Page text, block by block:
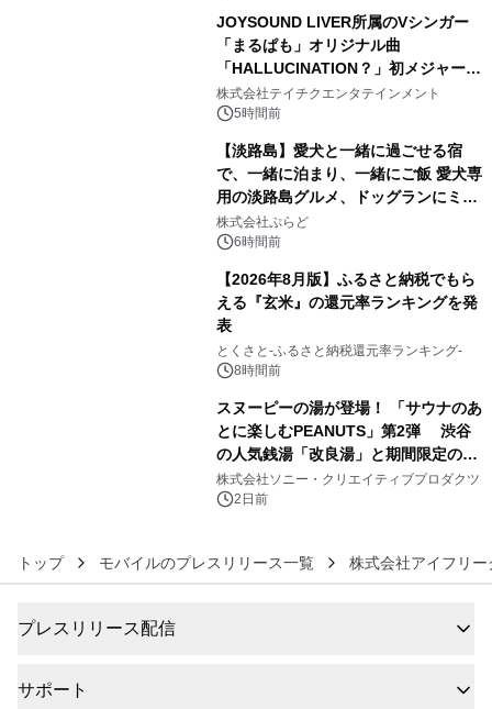
JOYSOUND LIVER所属のVシンガー
「まるぱも」オリジナル曲
「HALLUCINATION？」初メジャー配
信リリース決定！
株式会社テイチクエンタテインメント
5時間前
【淡路島】愛犬と一緒に過ごせる宿
で、一緒に泊まり、一緒にご飯 愛犬専
用の淡路島グルメ、ドッグランにミニ
プール グランピングとトレーラーハウ
スの2施設で
株式会社ぷらど
6時間前
【2026年8月版】ふるさと納税でもら
える『玄米』の還元率ランキングを発
表
とくさと-ふるさと納税還元率ランキング-
8時間前
スヌーピーの湯が登場！ 「サウナのあ
とに楽しむPEANUTS」第2弾 渋谷
の人気銭湯「改良湯」と期間限定のコ
ラボレーション サウナイキタイコラ
ボグッズも発売決定！
株式会社ソニー・クリエイティブプロダクツ
2日前
トップ モバイルのプレスリリース一覧 株式会社アイフリー
プレスリリース配信
サポート